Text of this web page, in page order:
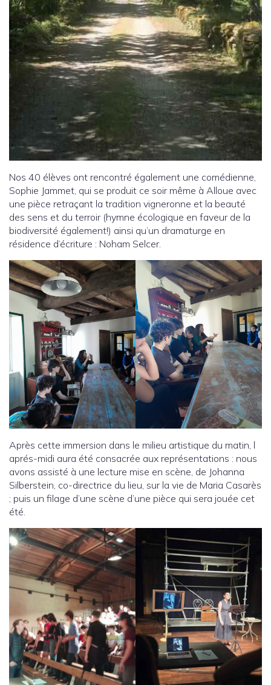
Nos 40 élèves ont rencontré également une comédienne,
Sophie Jammet, qui se produit ce soir même à Alloue avec
une pièce retraçant la tradition vigneronne et la beauté
des sens et du terroir (hymne écologique en faveur de la
biodiversité également!) ainsi qu’un dramaturge en
résidence d’écriture : Noham Selcer.
Après cette immersion dans le milieu artistique du matin, l
aprés-midi aura été consacrée aux représentations : nous
avons assisté à une lecture mise en scène, de Johanna
Silberstein, co-directrice du lieu, sur la vie de Maria Casarès
; puis un filage d’une scène d’une pièce qui sera jouée cet
été.